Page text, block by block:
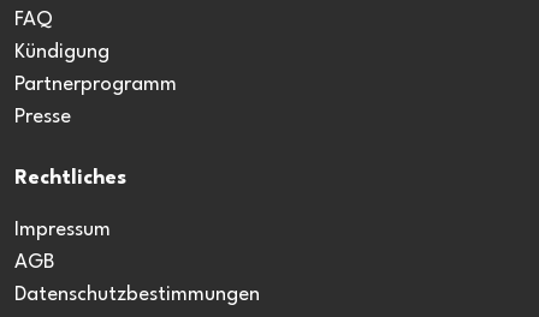
FAQ
Kündigung
Partnerprogramm
Presse
Rechtliches
Impressum
AGB
Datenschutzbestimmungen